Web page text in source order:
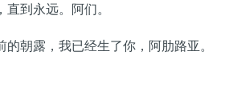
到永远。阿们。
的朝露，我已经生了你，阿肋路亚。